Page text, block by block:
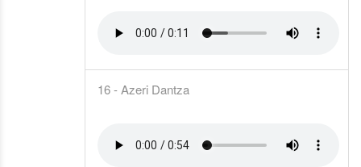
16 - Azeri Dantza